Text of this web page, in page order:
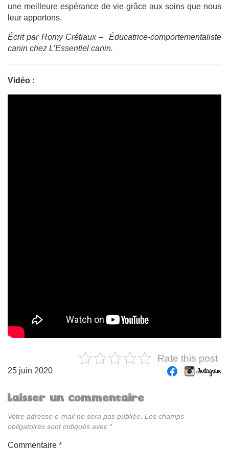
une meilleure espérance de vie grâce aux soins que nous
leur apportons.
Écrit par Romy Crétiaux – Éducatrice-comportementaliste
canin chez L’Essentiel canin.
Vidéo :
Rate this post
25 juin 2020
Laisser un commentaire
Votre adresse e-mail ne sera pas publiée. Les champs
obligatoires sont indiqués avec *
Commentaire *